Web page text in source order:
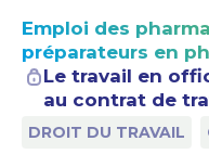
Emploi des
préparateurs en
Le travail en
au contrat de
DROIT DU TRAVAIL